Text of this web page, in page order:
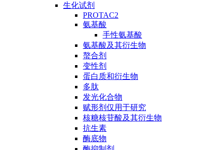
生化试剂
PROTAC2
氨基酸
手性氨基酸
氨基酸及其衍生物
螯合剂
变性剂
蛋白质和衍生物
多肽
发光化合物
赋形剂仅用于研究
核糖核苷酸及其衍生物
抗生素
酶底物